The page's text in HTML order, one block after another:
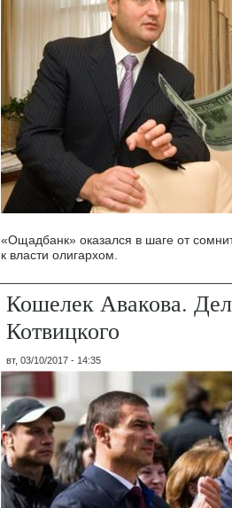
«Ощадбанк» оказался в шаге от
к власти олигархом.
Кошелек Авакова.
Котвицкого
вт, 03/10/2017 - 14:35